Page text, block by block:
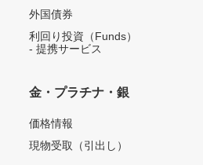
外国債券
利回り投資（Funds）
- 提携サービス
金・プラチナ・銀
価格情報
現物受取（引出し）